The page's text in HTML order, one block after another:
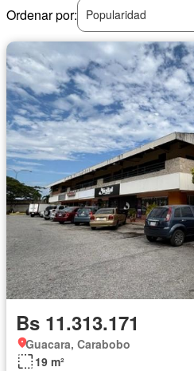
Ordenar por:
Popularidad
Bs 11.313.171
Guacara, Carabobo
19 m²